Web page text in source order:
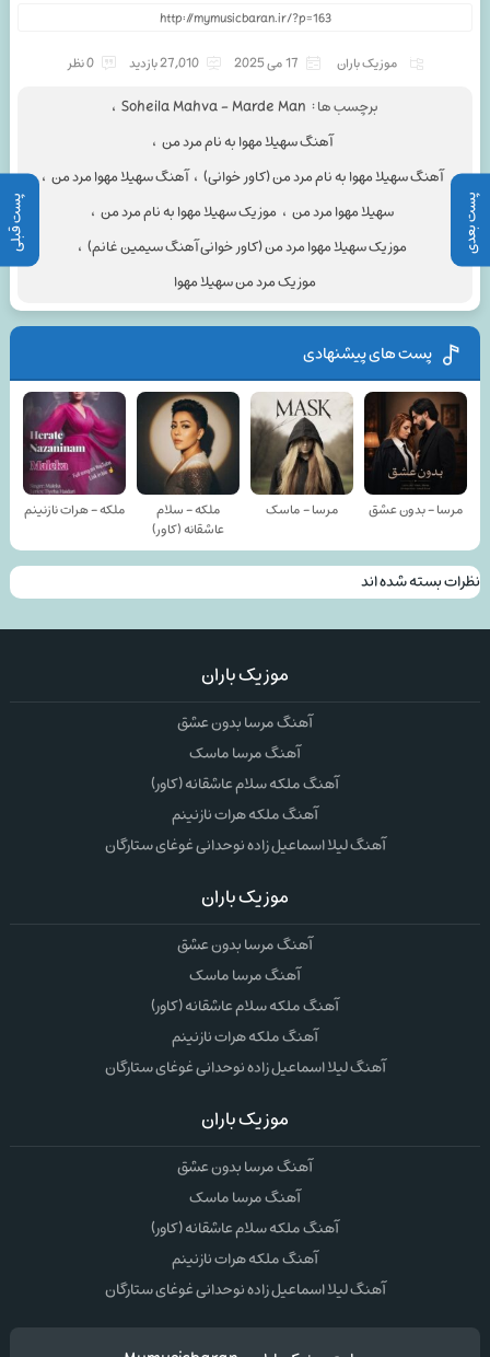
پست بعدی پست قبلی
موزیک باران 17 می 2025 27,010 بازدید 0 نظر
برچسب ها : Soheila Mahva - Marde Man ،
آهنگ سهیلا مهوا به نام مرد من ،
آهنگ سهیلا مهوا به نام مرد من (کاور خوانی) ، آهنگ سهیلا مهوا مرد من ،
سهیلا مهوا مرد من ، موزیک سهیلا مهوا به نام مرد من ،
موزیک سهیلا مهوا مرد من (کاور خوانی آهنگ سیمین غانم) ،
موزیک مرد من سهیلا مهوا
پست های پیشنهادی
مرسا - بدون عشق مرسا - ماسک
ملکه - سلام
عاشقانه (کاور)
ملکه - هرات نازنینم
نظرات بسته شده اند
موزیک باران
آهنگ مرسا بدون عشق
آهنگ مرسا ماسک
آهنگ ملکه سلام عاشقانه (کاور)
آهنگ ملکه هرات نازنینم
آهنگ لیلا اسماعیل زاده نوحدانی غوغای ستارگان
موزیک باران
آهنگ مرسا بدون عشق
آهنگ مرسا ماسک
آهنگ ملکه سلام عاشقانه (کاور)
آهنگ ملکه هرات نازنینم
آهنگ لیلا اسماعیل زاده نوحدانی غوغای ستارگان
موزیک باران
آهنگ مرسا بدون عشق
آهنگ مرسا ماسک
آهنگ ملکه سلام عاشقانه (کاور)
آهنگ ملکه هرات نازنینم
آهنگ لیلا اسماعیل زاده نوحدانی غوغای ستارگان